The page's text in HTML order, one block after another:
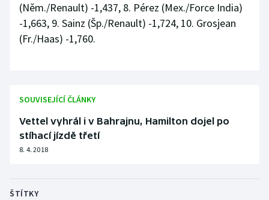
(Něm./Renault) -1,437, 8. Pérez (Mex./Force India)
-1,663, 9. Sainz (Šp./Renault) -1,724, 10. Grosjean
(Fr./Haas) -1,760.
SOUVISEJÍCÍ ČLÁNKY
Vettel vyhrál i v Bahrajnu, Hamilton dojel po
stíhací jízdě třetí
8. 4. 2018
ŠTÍTKY